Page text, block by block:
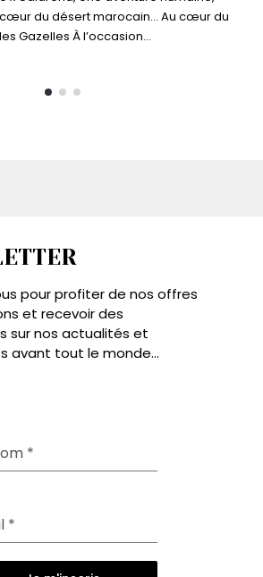
et à l’excellence du savoir-
murmure d’un...
pour profiter de nos offres
et recevoir des
sur nos actualités et
avant tout le monde...
*
*